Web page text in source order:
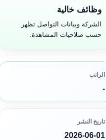
وظائف خالية
الشركة وبيانات التواصل تظهر
حسب صلاحيات المشاهدة.
الراتب
-
تاريخ النشر
2026-06-01